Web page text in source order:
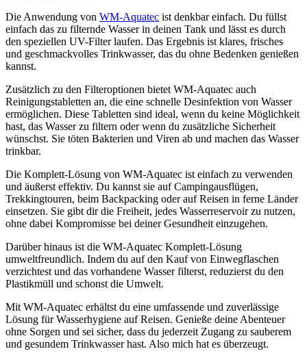
Die Anwendung von WM-Aquatec ist denkbar einfach. Du füllst
einfach das zu filternde Wasser in deinen Tank und lässt es durch
den speziellen UV-Filter laufen. Das Ergebnis ist klares, frisches
und geschmackvolles Trinkwasser, das du ohne Bedenken genießen
kannst.
Zusätzlich zu den Filteroptionen bietet WM-Aquatec auch
Reinigungstabletten an, die eine schnelle Desinfektion von Wasser
ermöglichen. Diese Tabletten sind ideal, wenn du keine Möglichkeit
hast, das Wasser zu filtern oder wenn du zusätzliche Sicherheit
wünschst. Sie töten Bakterien und Viren ab und machen das Wasser
trinkbar.
Die Komplett-Lösung von WM-Aquatec ist einfach zu verwenden
und äußerst effektiv. Du kannst sie auf Campingausflügen,
Trekkingtouren, beim Backpacking oder auf Reisen in ferne Länder
einsetzen. Sie gibt dir die Freiheit, jedes Wasserreservoir zu nutzen,
ohne dabei Kompromisse bei deiner Gesundheit einzugehen.
Darüber hinaus ist die WM-Aquatec Komplett-Lösung
umweltfreundlich. Indem du auf den Kauf von Einwegflaschen
verzichtest und das vorhandene Wasser filterst, reduzierst du den
Plastikmüll und schonst die Umwelt.
Mit WM-Aquatec erhältst du eine umfassende und zuverlässige
Lösung für Wasserhygiene auf Reisen. Genieße deine Abenteuer
ohne Sorgen und sei sicher, dass du jederzeit Zugang zu sauberem
und gesundem Trinkwasser hast. Also mich hat es überzeugt.